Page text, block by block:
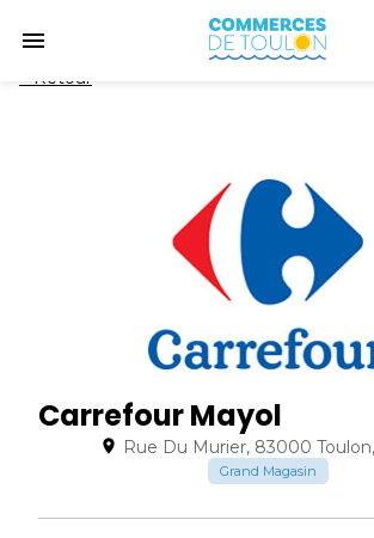
Retour
Carrefour Mayol
Rue Du Murier, 83000
Grand Magasin